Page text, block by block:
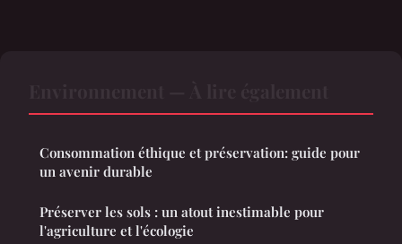
Consommation éthique et préservation: guide pour
un avenir durable
Préserver les sols : un atout inestimable pour
l'agriculture et l'écologie